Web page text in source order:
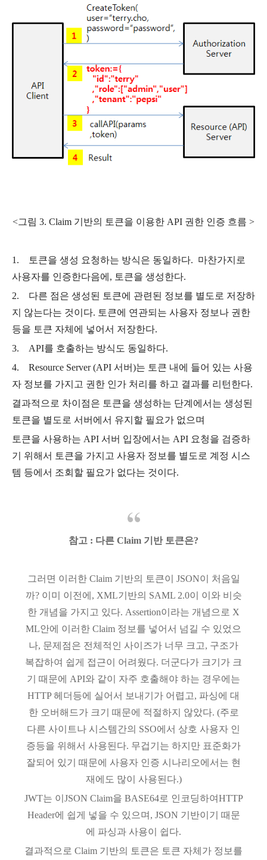
<그림 3. Claim 기반의 토큰을 이용한 API 권한 인증 흐름 >
1. 토큰을 생성 요청하는 방식은 동일하다. 마찬가지로
사용자를 인증한다음에, 토큰을 생성한다.
2. 다른 점은 생성된 토큰에 관련된 정보를 별도로 저장하
지 않는다는 것이다. 토큰에 연관되는 사용자 정보나 권한
등을 토큰 자체에 넣어서 저장한다.
3. API를 호출하는 방식도 동일하다.
4. Resource Server (API 서버)는 토큰 내에 들어 있는 사용
자 정보를 가지고 권한 인가 처리를 하고 결과를 리턴한다.
결과적으로 차이점은 토큰을 생성하는 단계에서는 생성된
토큰을 별도로 서버에서 유지할 필요가 없으며
토큰을 사용하는 API 서버 입장에서는 API 요청을 검증하
기 위해서 토큰을 가지고 사용자 정보를 별도로 계정 시스
템 등에서 조회할 필요가 없다는 것이다.
참고 : 다른 Claim 기반 토큰은?
그러면 이러한 Claim 기반의 토큰이 JSON이 처음일
까? 이미 이전에, XML기반의 SAML 2.0이 이와 비슷
한 개념을 가지고 있다. Assertion이라는 개념으로 X
ML안에 이러한 Claim 정보를 넣어서 넘길 수 있었으
나, 문제점은 전체적인 사이즈가 너무 크고, 구조가
복잡하여 쉽게 접근이 어려웠다. 더군다가 크기가 크
기 때문에 API와 같이 자주 호출해야 하는 경우에는
HTTP 헤더등에 실어서 보내기가 어렵고, 파싱에 대
한 오버해드가 크기 때문에 적절하지 않았다. (주로
다른 사이트나 시스템간의 SSO에서 상호 사용자 인
증등을 위해서 사용된다. 무겁기는 하지만 표준화가
잘되어 있기 때문에 사용자 인증 시나리오에서는 현
재에도 많이 사용된다.)
JWT는 이JSON Claim을 BASE64로 인코딩하여HTTP
Header에 쉽게 넣을 수 있으며, JSON 기반이기 때문
에 파싱과 사용이 쉽다.
결과적으로 Claim 기반의 토큰은 토큰 자체가 정보를